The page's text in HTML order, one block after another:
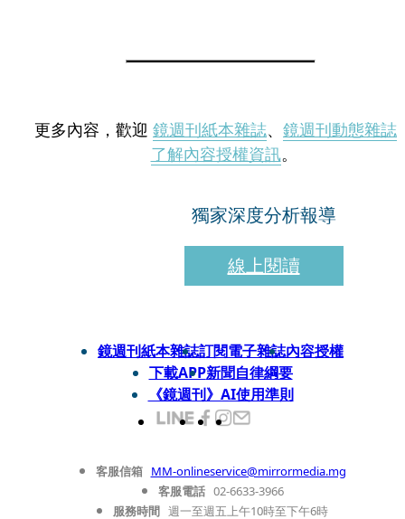
更多內容，歡迎 鏡週刊紙本雜誌、 鏡週刊動態雜誌
了解內容授權資訊。
獨家深度分析報導
線上閱讀
鏡週刊紙本雜誌訂閱電子雜誌內容授權
下載APP新聞自律綱要
《鏡週刊》AI使用準則
客服信箱 MM-onlineservice@mirrormedia.mg
客服電話 02-6633-3966
服務時間 週一至週五上午10時至下午6時